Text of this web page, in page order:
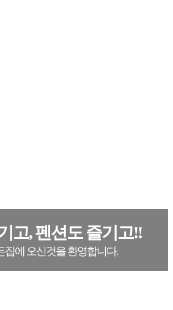
고, 펜션도 즐기고!!
집에 오신것을 환영합니다.